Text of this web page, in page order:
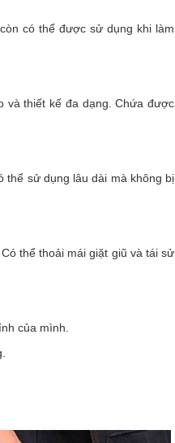
có thể được sử dụng khi làm
và thiết kế đa dạng. Chứa được
thể sử dụng lâu dài mà không bị
thể thoải mái giặt giũ và tái sử
của mình.